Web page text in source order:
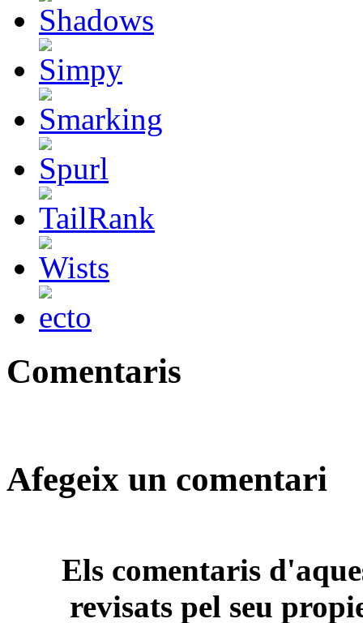
Comentaris
Afegeix un comentari
Els comentaris
revisats pel seu